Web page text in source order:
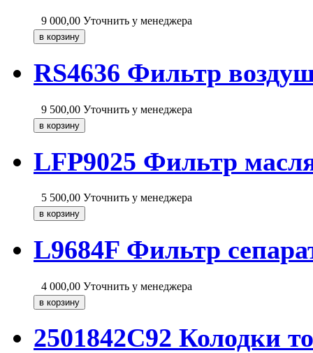
9 000,00 Уточнить у менеджера
RS4636 Фильтр
9 500,00 Уточнить у менеджера
LFP9025 Фильтр
5 500,00 Уточнить у менеджера
L9684F Фильтр
4 000,00 Уточнить у менеджера
2501842C92 Колодки